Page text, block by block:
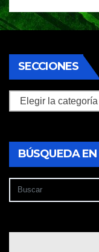
SECCIONES
Secciones
BÚSQUEDA